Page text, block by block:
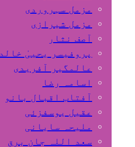
مزمل سہروردی
مزمل شیرازی
آصف نثار
پروفیسر یحییٰ خالد
عالمگیر آفریدی
اسامہ رضا
آفتاب اقبال بانو
عقیل یوسفزئی
ملیحہ سایانی
سعد اللہ جان برق